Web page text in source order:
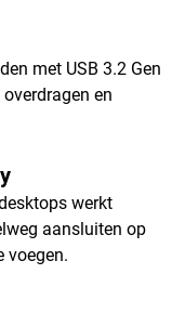
met USB 3.2 Gen
en
werkt
aansluiten op
voegen.